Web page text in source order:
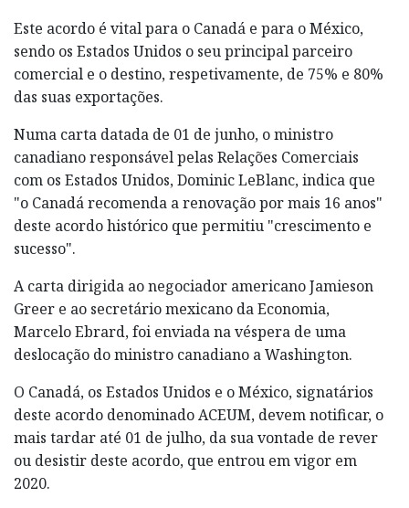
Este acordo é vital para o Canadá e para o México,
sendo os Estados Unidos o seu principal parceiro
comercial e o destino, respetivamente, de 75% e 80%
das suas exportações.
Numa carta datada de 01 de junho, o ministro
canadiano responsável pelas Relações Comerciais
com os Estados Unidos, Dominic LeBlanc, indica que
"o Canadá recomenda a renovação por mais 16 anos"
deste acordo histórico que permitiu "crescimento e
sucesso".
A carta dirigida ao negociador americano Jamieson
Greer e ao secretário mexicano da Economia,
Marcelo Ebrard, foi enviada na véspera de uma
deslocação do ministro canadiano a Washington.
O Canadá, os Estados Unidos e o México, signatários
deste acordo denominado ACEUM, devem notificar, o
mais tardar até 01 de julho, da sua vontade de rever
ou desistir deste acordo, que entrou em vigor em
2020.